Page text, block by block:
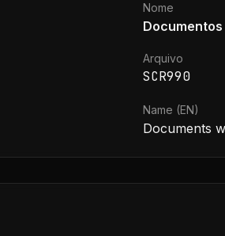
Nome
Arquivo
SCR990
Name (EN)
Documents